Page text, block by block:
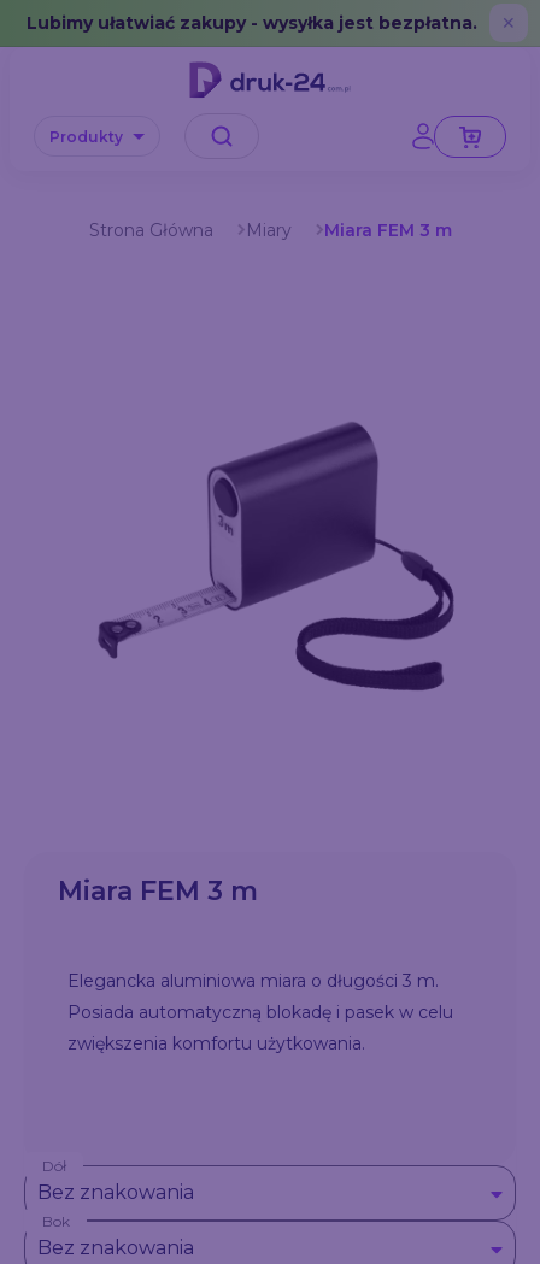
Error: No data in cache or invalid format
Lubimy ułatwiać zakupy - wysyłka jest bezpłatna. ✕
Produkty
Strona Główna Miary Miara FEM 3 m
Miara FEM 3 m
Elegancka aluminiowa miara o długości 3 m.
Posiada automatyczną blokadę i pasek w celu
zwiększenia komfortu użytkowania.
Dół
Bez znakowania
Bok
Bez znakowania